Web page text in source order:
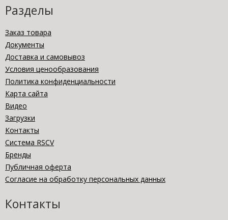
Разделы
Заказ товара
Документы
Доставка и самовывоз
Условия ценообразования
Политика конфиденциальности
Карта сайта
Видео
Загрузки
Контакты
Система RSCV
Бренды
Публичная оферта
Согласие на обработку персональных данных
Контакты